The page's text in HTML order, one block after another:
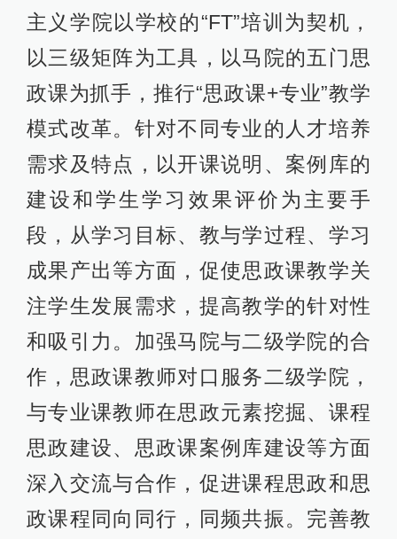
主义学院以学校的“FT”培训为契机，
以三级矩阵为工具，以马院的五门思
政课为抓手，推行“思政课+专业”教学
模式改革。针对不同专业的人才培养
需求及特点，以开课说明、案例库的
建设和学生学习效果评价为主要手
段，从学习目标、教与学过程、学习
成果产出等方面，促使思政课教学关
注学生发展需求，提高教学的针对性
和吸引力。加强马院与二级学院的合
作，思政课教师对口服务二级学院，
与专业课教师在思政元素挖掘、课程
思政建设、思政课案例库建设等方面
深入交流与合作，促进课程思政和思
政课程同向同行，同频共振。完善教